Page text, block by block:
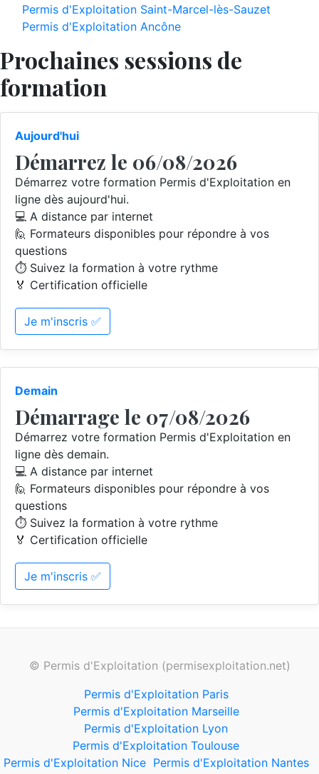
Permis d'Exploitation Saint-Marcel-lès-Sauzet
Permis d'Exploitation Ancône
Prochaines sessions de
formation
Aujourd'hui
Démarrez le 06/08/2026
Démarrez votre formation Permis d'Exploitation en
ligne dès aujourd'hui.
💻 A distance par internet
🙋 Formateurs disponibles pour répondre à vos
questions
⏱️ Suivez la formation à votre rythme
🏅 Certification officielle
Je m'inscris ✅
Demain
Démarrage le 07/08/2026
Démarrez votre formation Permis d'Exploitation en
ligne dès demain.
💻 A distance par internet
🙋 Formateurs disponibles pour répondre à vos
questions
⏱️ Suivez la formation à votre rythme
🏅 Certification officielle
Je m'inscris ✅
© Permis d'Exploitation (permisexploitation.net)
Permis d'Exploitation Paris
Permis d'Exploitation Marseille
Permis d'Exploitation Lyon
Permis d'Exploitation Toulouse
Permis d'Exploitation Nice Permis d'Exploitation Nantes